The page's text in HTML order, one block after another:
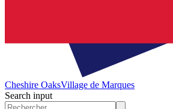
Cheshire OaksVillage de Marques
Search input